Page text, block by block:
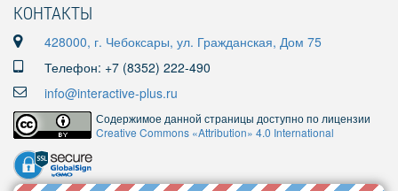
КОНТАКТЫ
428000, г. Чебоксары, ул. Гражданская, Дом 75
Телефон: +7 (8352) 222-490
info@interactive-plus.ru
Содержимое данной страницы доступно по лицензии
Creative Commons «Attribution» 4.0 International